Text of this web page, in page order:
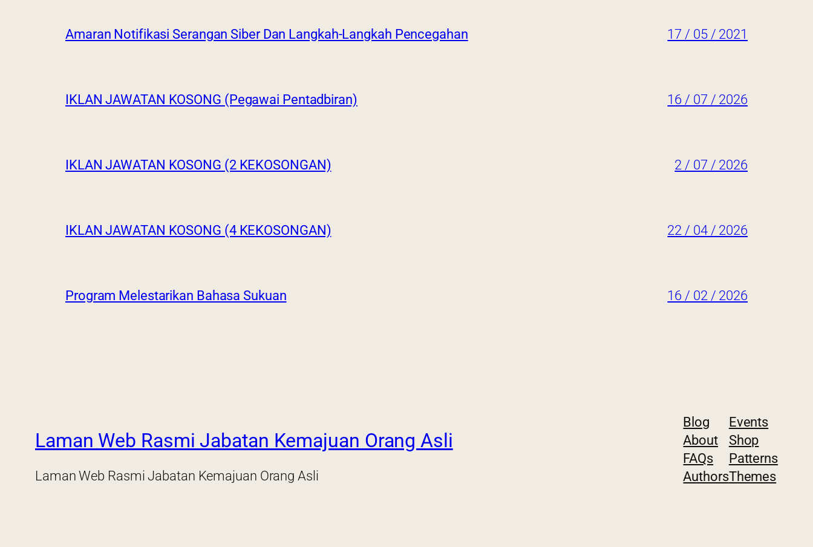
Amaran Notifikasi Serangan Siber Dan Langkah-Langkah Pencegahan 17 / 05 / 2021
IKLAN JAWATAN KOSONG (Pegawai Pentadbiran) 16 / 07 / 2026
IKLAN JAWATAN KOSONG (2 KEKOSONGAN) 2 / 07 / 2026
IKLAN JAWATAN KOSONG (4 KEKOSONGAN) 22 / 04 / 2026
Program Melestarikan Bahasa Sukuan 16 / 02 / 2026
Laman Web Rasmi Jabatan Kemajuan Orang Asli
Laman Web Rasmi Jabatan Kemajuan Orang Asli
Blog
About
FAQs
Authors
Events
Shop
Patterns
Themes